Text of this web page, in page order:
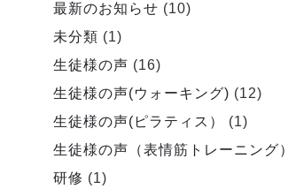
最新のお知らせ (10)
未分類 (1)
生徒様の声 (16)
生徒様の声(ウォーキング) (12)
生徒様の声(ピラティス）
(1)
生徒様の声（表情筋トレーニング）
研修 (1)